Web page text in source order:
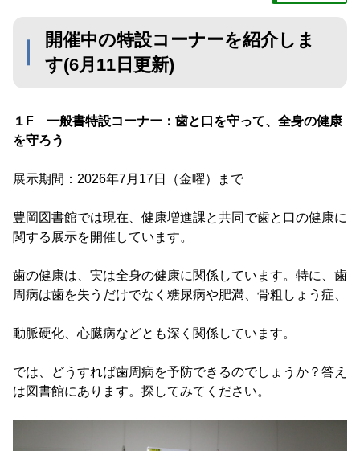
開催中の特設コーナーを紹介しま
す(6月11日更新)
１F 一般書特設コーナー：歯と口を守って、全身の健康
を守ろう
展示期間：2026年7月17日（金曜）まで
豊岡図書館では現在、健康増進課と共同で歯と口の健康に
関する展示を開催しています。
歯の健康は、実は全身の健康に関係しています。特に、歯
周病は歯を失うだけでなく糖尿病や肥満、骨粗しょう症、
動脈硬化、心臓病などとも深く関係しています。
では、どうすれば歯周病を予防できるのでしょうか？答え
は図書館にあります。探してみてください。